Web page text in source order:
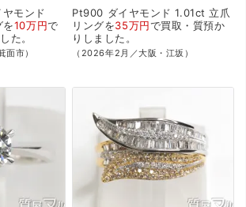
モンド
を10万円で
た。
面市）
Pt900 ダイヤモンド 1.01ct 立爪
リングを35万円で買取・質預か
り しました。
（2026年2月／大阪・江坂）